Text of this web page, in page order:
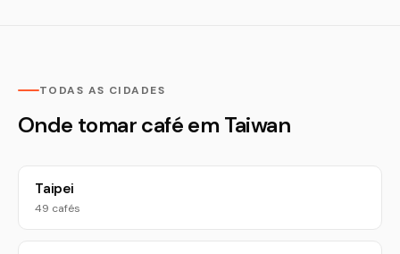
TODAS AS CIDADES
Onde tomar café em Taiwan
Taipei
49 cafés